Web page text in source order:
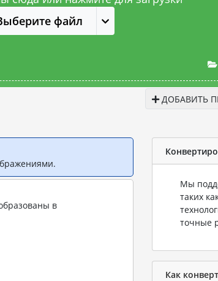
файл
ДОБАВИТЬ
в
Мы
таких
точные
Как